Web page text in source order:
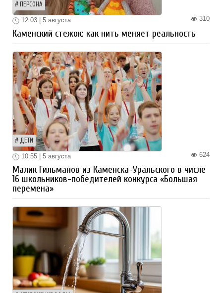
ПЕРСОНА
310
12:03 | 5 августа
Каменский стежок: как нить меняет реальность
ДЕТИ
624
10:55 | 5 августа
Малик Гильманов из Каменска-Уральского в числе
16 школьников-победителей конкурса «Большая
перемена»